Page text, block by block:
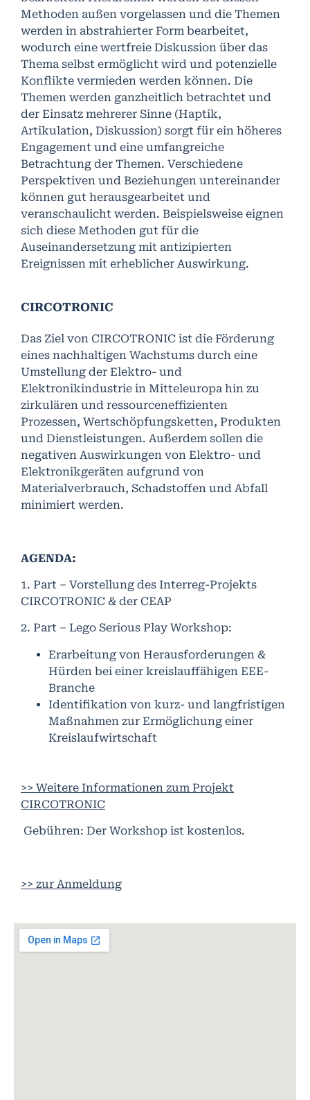
Methoden außen vorgelassen und die Themen
werden in abstrahierter Form bearbeitet,
wodurch eine wertfreie Diskussion über das
Thema selbst ermöglicht wird und potenzielle
Konflikte vermieden werden können. Die
Themen werden ganzheitlich betrachtet und
der Einsatz mehrerer Sinne (Haptik,
Artikulation, Diskussion) sorgt für ein höheres
Engagement und eine umfangreiche
Betrachtung der Themen. Verschiedene
Perspektiven und Beziehungen untereinander
können gut herausgearbeitet und
veranschaulicht werden. Beispielsweise eignen
sich diese Methoden gut für die
Auseinandersetzung mit antizipierten
Ereignissen mit erheblicher Auswirkung.
CIRCOTRONIC
Das Ziel von CIRCOTRONIC ist die Förderung
eines nachhaltigen Wachstums durch eine
Umstellung der Elektro- und
Elektronikindustrie in Mitteleuropa hin zu
zirkulären und ressourceneffizienten
Prozessen, Wertschöpfungsketten, Produkten
und Dienstleistungen. Außerdem sollen die
negativen Auswirkungen von Elektro- und
Elektronikgeräten aufgrund von
Materialverbrauch, Schadstoffen und Abfall
minimiert werden.
AGENDA:
1. Part – Vorstellung des Interreg-Projekts
CIRCOTRONIC & der CEAP
2. Part – Lego Serious Play Workshop:
Erarbeitung von Herausforderungen &
Hürden bei einer kreislauffähigen EEE-
Branche
Identifikation von kurz- und langfristigen
Maßnahmen zur Ermöglichung einer
Kreislaufwirtschaft
>> Weitere Informationen zum Projekt
CIRCOTRONIC
Gebühren: Der Workshop ist kostenlos.
>> zur Anmeldung